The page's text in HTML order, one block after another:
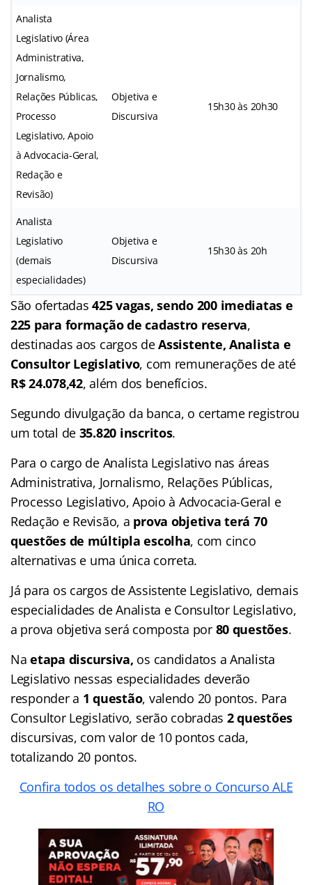
Analista
Legislativo (Área
Administrativa,
Jornalismo,
Relações Públicas,
Processo
Legislativo, Apoio
à Advocacia-Geral,
Redação e
Revisão)
Objetiva e
Discursiva
15h30 às 20h30
Analista
Legislativo
(demais
especialidades)
Objetiva e
Discursiva
15h30 às 20h
São ofertadas425 vagas, sendo 200 imediatas e
225 para formação de cadastro reserva,
destinadas aos cargos deAssistente, Analista e
Consultor Legislativo, com remunerações de até
R$ 24.078,42, além dos benefícios.
Segundo divulgação da banca, o certame registrou
um total de 35.820 inscritos.
Para o cargo de Analista Legislativo nas áreas
Administrativa, Jornalismo, Relações Públicas,
Processo Legislativo, Apoio à Advocacia-Geral e
Redação e Revisão, a prova objetiva terá 70
questões de múltipla escolha, com cinco
alternativas e uma única correta.
Já para os cargos de Assistente Legislativo, demais
especialidades de Analista e Consultor Legislativo,
a prova objetiva será composta por80 questões.
Naetapa discursiva, os candidatos a Analista
Legislativo nessas especialidades deverão
responder a 1 questão, valendo 20 pontos. Para
Consultor Legislativo, serão cobradas 2 questões
discursivas, com valor de 10 pontos cada,
totalizando 20 pontos.
Confira todos os detalhes sobre o Concurso ALE
RO